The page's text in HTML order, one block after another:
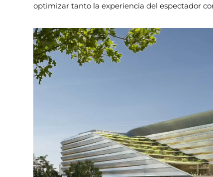
optimizar tanto la experiencia del espectador